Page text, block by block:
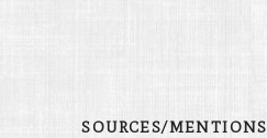
SOURCES/MENTIONS